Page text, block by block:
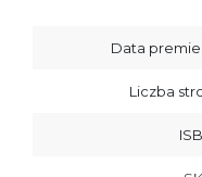
Data
Liczba